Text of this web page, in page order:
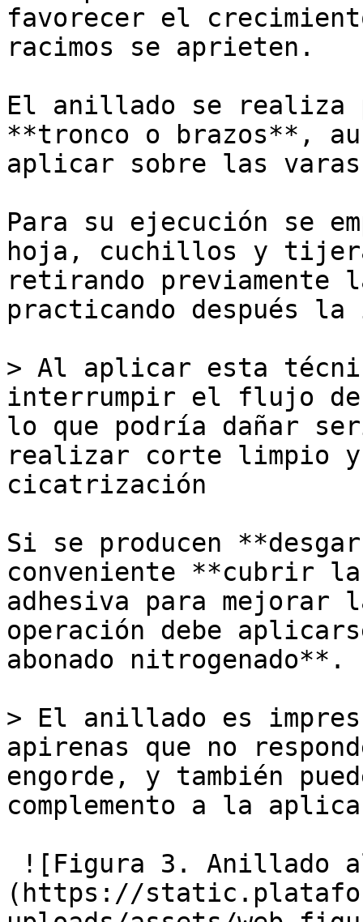
favorecer el
racimos se aprieten.
El anillado se realiza
**tronco o brazos**,
aplicar sobre las
Para su ejecución se
hoja, cuchillos y
retirando
practicando después
> Al aplicar esta
interrumpir el flujo
lo que podría dañar
realizar corte limpio
cicatrización
Si se producen
conveniente **cubrir
adhesiva para
operación debe
abonado nitrogenado**.
> El anillado es
apirenas que no
engorde, y también
complemento a la
![Figura 3. Anillado
(https://